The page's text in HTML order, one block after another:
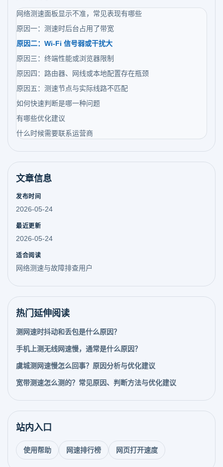
网络测速面板显示不准，常见表现有哪些
原因一：测速时后台占用了带宽
原因二：Wi-Fi 信号弱或干扰大
原因三：终端性能或浏览器限制
原因四：路由器、网线或本地配置存在瓶颈
原因五：测速节点与实际线路不匹配
如何快速判断是哪一种问题
有哪些优化建议
什么时候需要联系运营商
文章信息
发布时间
2026-05-24
最近更新
2026-05-24
适合阅读
网络测速与故障排查用户
热门延伸阅读
测网速时抖动和丢包是什么原因？
手机上测无线网速慢，通常是什么原因？
虞城测网速慢怎么回事？原因分析与优化建议
宽带测速怎么测的？常见原因、判断方法与优化建议
站内入口
使用帮助 网速排行榜 网页打开速度